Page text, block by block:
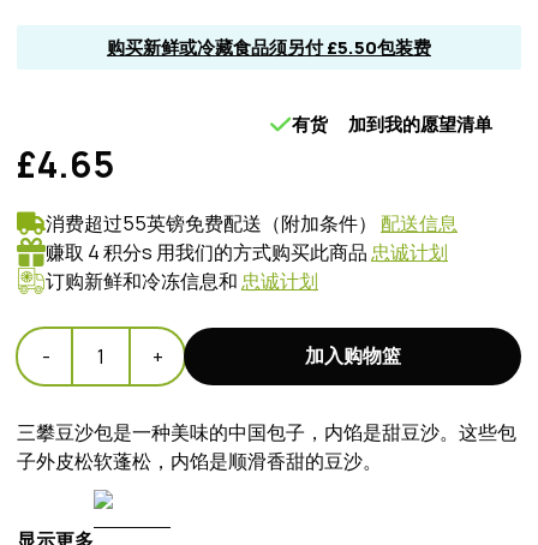
购买新鲜或冷藏食品须另付 £5.50包装费
£4.65
有货 加到我的愿望清单
消费超过55英镑免费配送（附加条件） 配送信息
赚取 4 积分s 用我们的方式购买此商品忠诚计划
订购新鲜和冷冻信息和忠诚计划
- 1 + 加入购物篮
三攀豆沙包是一种美味的中国包子，内馅是甜豆沙。这些包
子外皮松软蓬松，内馅是顺滑香甜的豆沙。
显示更多